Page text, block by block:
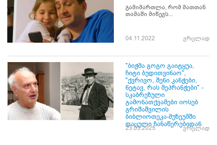
გამიმართლა, რომ მათთან
თამაში მიწევს...
04.11.2022 ვრცლად
"ბიჭმა გოგო გაიტყუა,
ჩიტი ბუდითვინაო",
"ქვრივო, შენი კანჭები,
ნეტავ, რას მეპრანჭები" -
სკაბრეზული
გამონათქვამები იოსებ
გრიშაშვილის
ბიბლიოთეკა-მუზეუმში
დაცული ჩანაწერებიდან
23.03.2025 ვრცლად